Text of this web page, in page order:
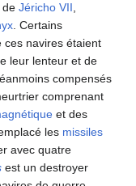
de Jéricho VII
. Certains
ces navires étaient
leur lenteur et de
compensés
comprenant
et des
les missiles
avec quatre
est un destroyer